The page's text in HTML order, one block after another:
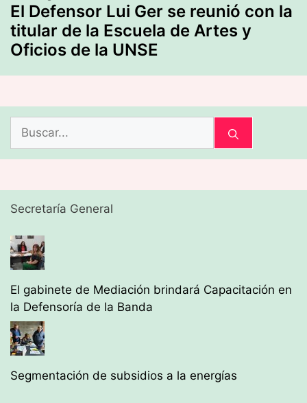
El Defensor Lui Ger se reunió con la
titular de la Escuela de Artes y
Oficios de la UNSE
Buscar:
Secretaría General
El gabinete de Mediación brindará Capacitación en
la Defensoría de la Banda
Segmentación de subsidios a la energías